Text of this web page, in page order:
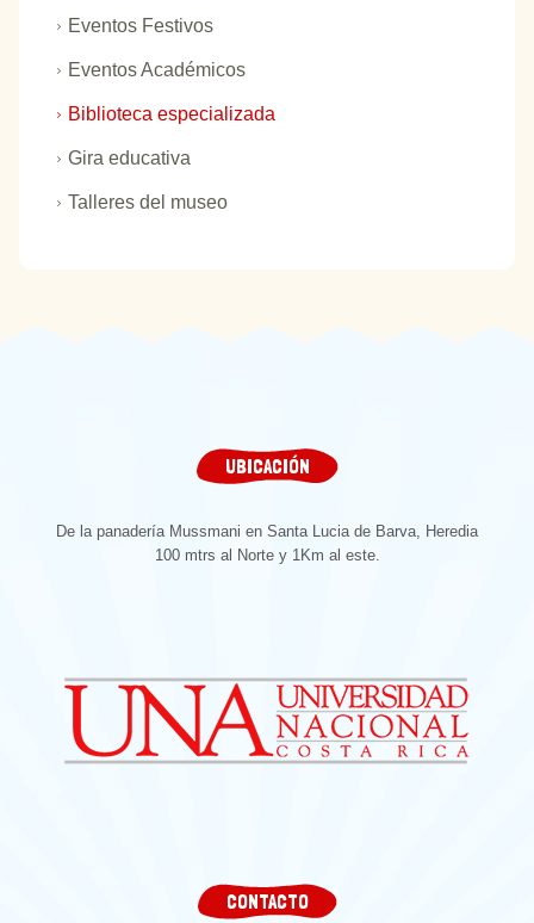
Eventos Festivos
Eventos Académicos
Biblioteca especializada
Gira educativa
Talleres del museo
UBICACIÓN
De la panadería Mussmani en Santa Lucia de Barva, Heredia
100 mtrs al Norte y 1Km al este.
CONTACTO